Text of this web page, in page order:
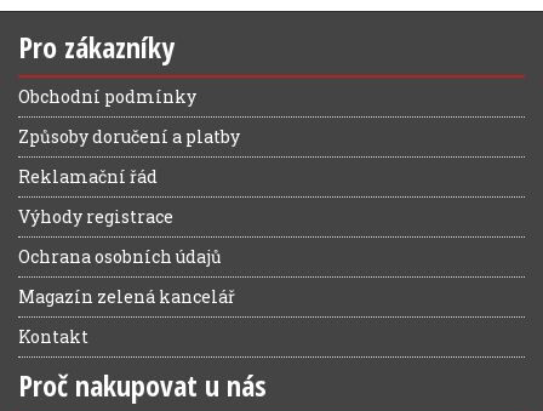
Pro zákazníky
Obchodní podmínky
Způsoby doručení a platby
Reklamační řád
Výhody registrace
Ochrana osobních údajů
Magazín zelená kancelář
Kontakt
Proč nakupovat u nás